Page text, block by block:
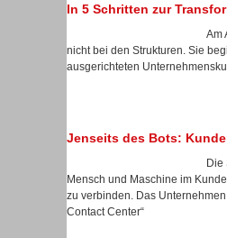
In 5 Schritten zur
Am
nicht bei den Strukturen. Sie
ausgerichteten
Jenseits des Bots:
Die
Mensch und Maschine im
zu verbinden. Das
Contact Center“